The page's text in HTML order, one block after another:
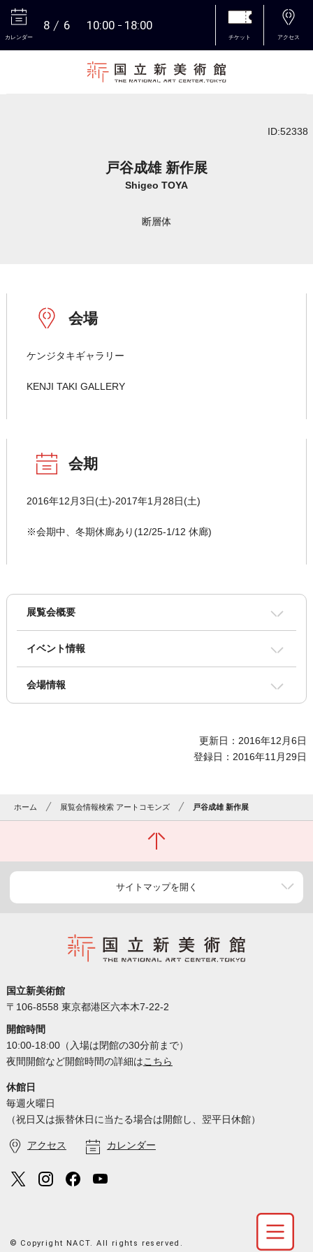
カレンダー
8 6 10:00 18:00
チケット アクセス
ID:52338
戸谷成雄 新作展
Shigeo TOYA
断層体
会場
ケンジタキギャラリー
KENJI TAKI GALLERY
会期
2016年12月3日(土)-2017年1月28日(土)
※会期中、冬期休廊あり(12/25-1/12 休廊)
展覧会概要
イベント情報
会場情報
更新日：2016年12月6日
登録日：2016年11月29日
ホーム 展覧会情報検索 アートコモンズ 戸谷成雄 新作展
サイトマップを開く
国立新美術館
〒106-8558 東京都港区六本木7-22-2
開館時間
10:00-18:00（入場は閉館の30分前まで）
夜間開館など開館時間の詳細はこちら
休館日
毎週火曜日
（祝日又は振替休日に当たる場合は開館し、翌平日休館）
アクセス カレンダー
© Copyright NACT. All rights reserved.